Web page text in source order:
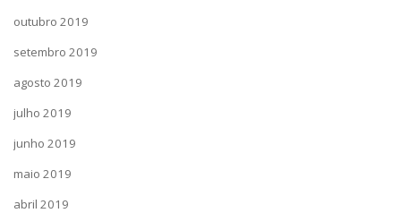
outubro 2019
setembro 2019
agosto 2019
julho 2019
junho 2019
maio 2019
abril 2019